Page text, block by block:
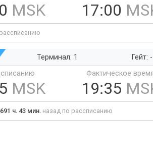
MSK 17:00
Терминал: 1
Гейт: -
MSK
Фактическое
19:35
ч. 43 мин. назад по рассписанию